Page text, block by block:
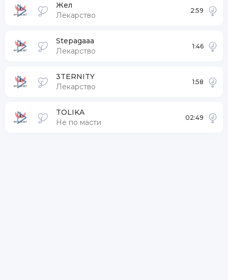
Жел
Лекарство
2:59
Stepagaaa
Лекарство
1:46
3TERNITY
Лекарство
1:58
TOLIKA
Не по масти
02:49